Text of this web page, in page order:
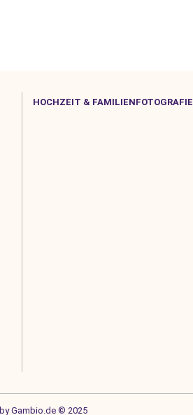
HOCHZEIT & FAMILIENFOTOGRAFIE
by Gambio.de © 2025